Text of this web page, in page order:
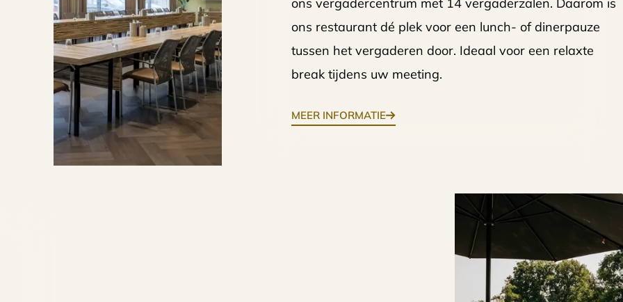
ons restaurant dé plek voor een lunch- of dinerpauze
tussen het vergaderen door. Ideaal voor een relaxte
break tijdens uw meeting.
MEER INFORMATIE